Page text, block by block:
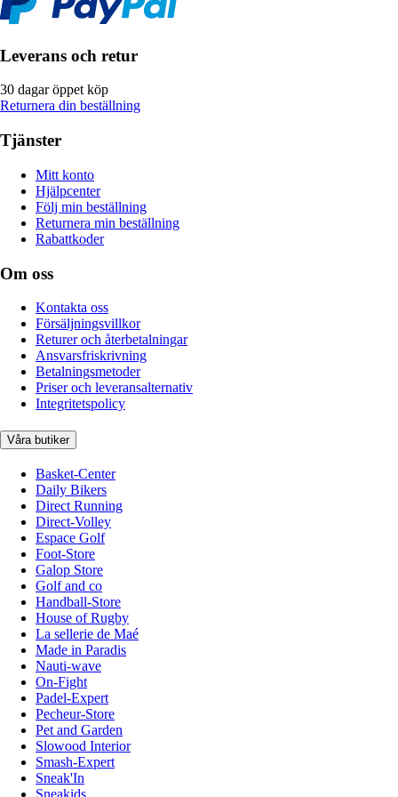
Leverans och retur
30 dagar öppet köp
Returnera din beställning
Tjänster
Mitt konto
Hjälpcenter
Följ min beställning
Returnera min beställning
Rabattkoder
Om oss
Kontakta oss
Försäljningsvillkor
Returer och återbetalningar
Ansvarsfriskrivning
Betalningsmetoder
Priser och leveransalternativ
Integritetspolicy
Våra butiker
Basket-Center
Daily Bikers
Direct Running
Direct-Volley
Espace Golf
Foot-Store
Galop Store
Golf and co
Handball-Store
House of Rugby
La sellerie de Maé
Made in Paradis
Nauti-wave
On-Fight
Padel-Expert
Pecheur-Store
Pet and Garden
Slowood Interior
Smash-Expert
Sneak'In
Sneakids